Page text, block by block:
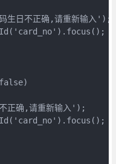
生日不正确,请重新输入
false)
正确,请重新输入');